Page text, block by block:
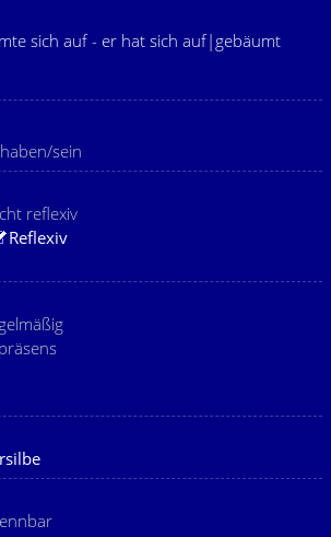
sich auf - er hat sich auf|gebäumt
haben/sein
reflexiv
Reflexiv